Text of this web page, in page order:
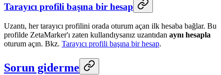
Tarayıcı profili başına bir hesap
Uzantı, her tarayıcı profilini orada oturum açan ilk hesaba bağlar. Bu
profilde ZetaMarker'ı zaten kullandıysanız uzantıdan aynı hesapla
oturum açın. Bkz. Tarayıcı profili başına bir hesap.
Sorun giderme